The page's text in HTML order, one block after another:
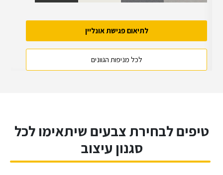
לתיאום פגישת אונליין
לכל מניפות הגוונים
טיפים לבחירת צבעים שיתאימו לכל
סגנון עיצוב